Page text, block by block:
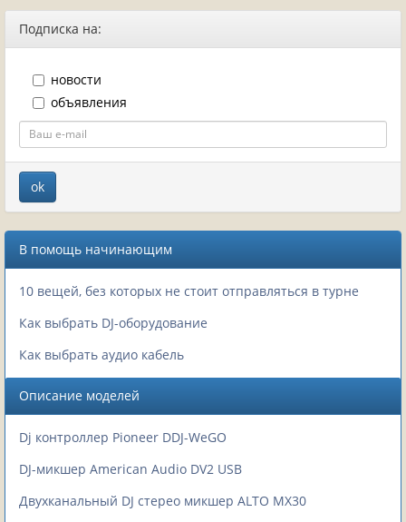
Подписка на:
новости
объявления
В помощь начинающим
10 вещей, без которых не стоит отправляться в турне
Как выбрать DJ-оборудование
Как выбрать аудио кабель
Описание моделей
Dj контроллер Pioneer DDJ-WeGO
DJ-микшер American Audio DV2 USB
Двухканальный DJ стерео микшер ALTO MX30